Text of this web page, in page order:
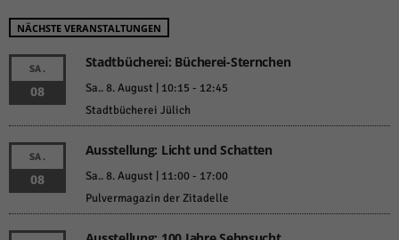
NÄCHSTE VERANSTALTUNGEN
SA.
08
Stadtbücherei: Bücherei-Sternchen
Sa.. 8. August | 10:15 - 12:45
Stadtbücherei Jülich
SA.
08
Ausstellung: Licht und Schatten
Sa.. 8. August | 11:00- 17:00
Pulvermagazin der Zitadelle